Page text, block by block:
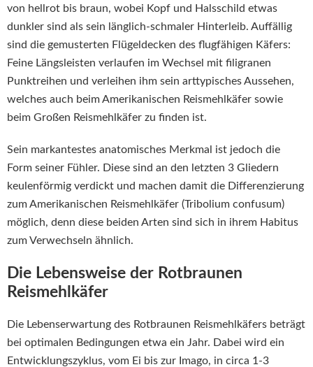
von hellrot bis braun, wobei Kopf und Halsschild etwas
dunkler sind als sein länglich-schmaler Hinterleib. Auffällig
sind die gemusterten Flügeldecken des flugfähigen Käfers:
Feine Längsleisten verlaufen im Wechsel mit filigranen
Punktreihen und verleihen ihm sein arttypisches Aussehen,
welches auch beim Amerikanischen Reismehlkäfer sowie
beim Großen Reismehlkäfer zu finden ist.
Sein markantestes anatomisches Merkmal ist jedoch die
Form seiner Fühler. Diese sind an den letzten 3 Gliedern
keulenförmig verdickt und machen damit die Differenzierung
zum Amerikanischen Reismehlkäfer (Tribolium confusum)
möglich, denn diese beiden Arten sind sich in ihrem Habitus
zum Verwechseln ähnlich.
Die Lebensweise der Rotbraunen
Reismehlkäfer
Die Lebenserwartung des Rotbraunen Reismehlkäfers beträgt
bei optimalen Bedingungen etwa ein Jahr. Dabei wird ein
Entwicklungszyklus, vom Ei bis zur Imago, in circa 1-3